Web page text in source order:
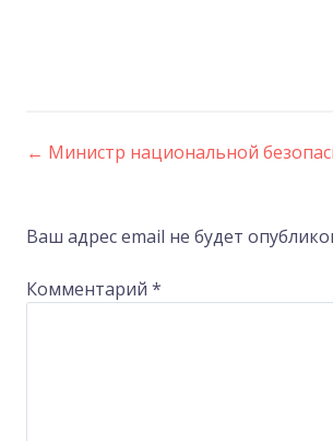
Post
navigation
← Министр национальной
Ваш адрес email не будет
Комментарий *